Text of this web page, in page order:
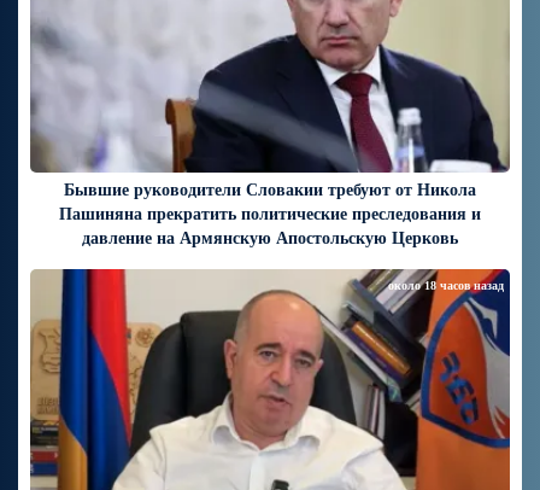
Бывшие руководители Словакии требуют от Никола
Пашиняна прекратить политические преследования и
давление на Армянскую Апостольскую Церковь
около 18 часов назад